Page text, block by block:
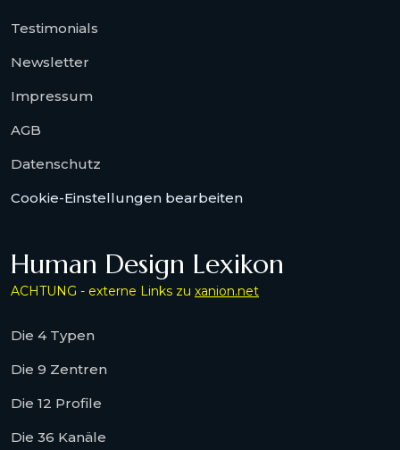
Testimonials
Newsletter
Impressum
AGB
Datenschutz
Cookie-Einstellungen bearbeiten
Human Design Lexikon
ACHTUNG - externe Links zu xanion.net
Die 4 Typen
Die 9 Zentren
Die 12 Profile
Die 36 Kanäle